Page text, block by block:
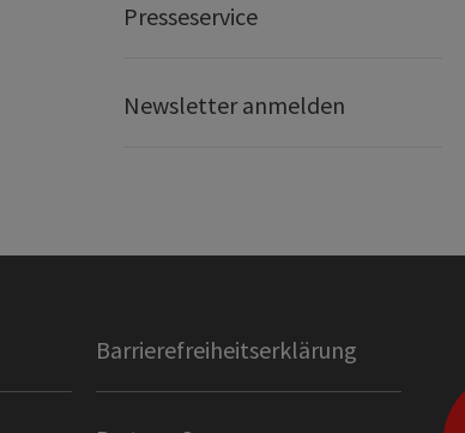
Presseservice
Newsletter anmelden
Barrierefreiheitserklärung